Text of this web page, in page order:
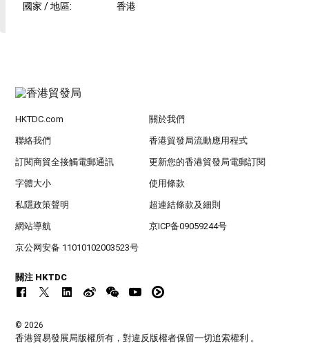
國家 / 地區: 香港
HKTDC.com 關於我們
聯絡我們 香港貿發局流動應用程式
訂閱商貿全接觸電郵通訊 更新您的香港貿發局電郵訂閱
字體大小 使用條款
私隱政策聲明 超連結條款及細則
網站導航 京ICP备09059244号
京公网安备 11010102003523号
關注 HKTDC
© 2026
香港貿易發展局版權所有，對違反版權者保留一切追索權利 。